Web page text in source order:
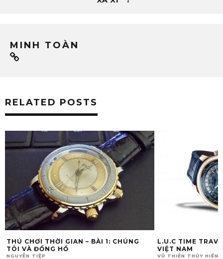
MINH TOÀN
RELATED POSTS
THÚ CHƠI THỜI GIAN – BÀI 1: CHÚNG
TÔI VÀ ĐỒNG HỒ
NGUYỄN TIỆP
L.U.C TIME
VIỆT NAM
VŨ THIÊN THỦY HIỀN